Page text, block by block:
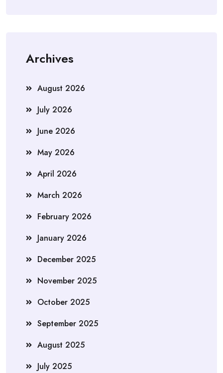
Archives
August 2026
July 2026
June 2026
May 2026
April 2026
March 2026
February 2026
January 2026
December 2025
November 2025
October 2025
September 2025
August 2025
July 2025